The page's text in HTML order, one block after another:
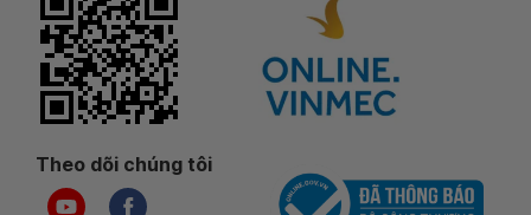
Theo dõi chúng tôi